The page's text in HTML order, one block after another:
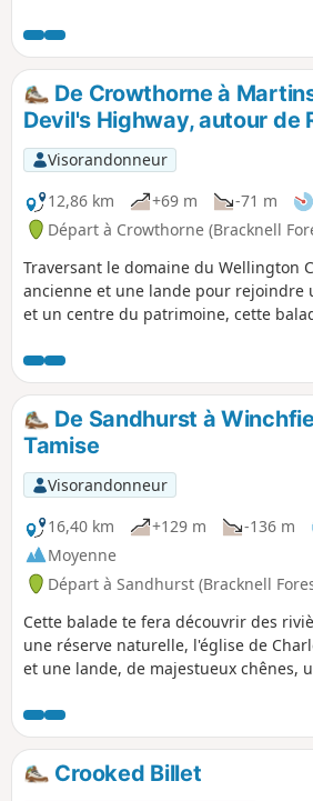
De Crowthorne à
Devil's Highway, autour de
Visorandonneur
12,86 km
+69 m -71 m
Départ à Crowthorne (Bracknell
Traversant le domaine du Wellington
ancienne et une lande pour rejoindre
et un centre du patrimoine, cette
De Sandhurst à
Tamise
Visorandonneur
16,40 km
+129 m -136 m
Moyenne
Départ à Sandhurst (Bracknell
Cette balade te fera découvrir des
une réserve naturelle, l'église de
et une lande, de majestueux chênes,
vue. ⚠️Le passage à niveau menant à
d'Ambarrow Court est désormais
permanente et le Three Castles Path a
traverser la voie ferrée plus au nord.
Crooked Billet